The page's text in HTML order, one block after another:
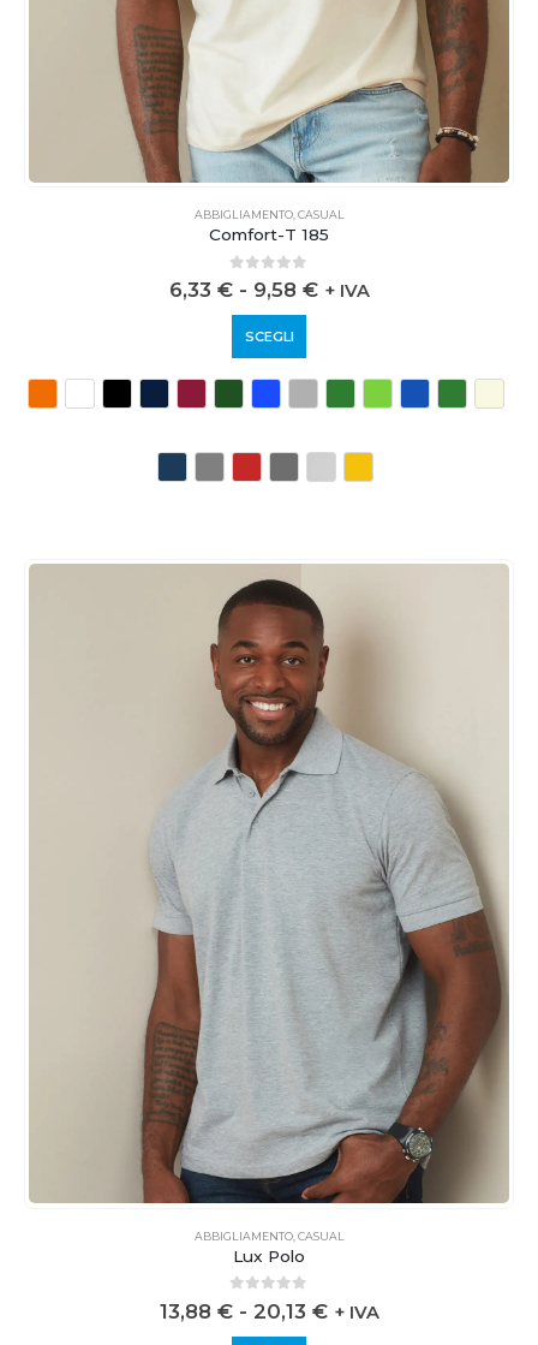
ABBIGLIAMENTO, CASUAL
Comfort-T 185
0 out of 5
6,33 € - 9,58 € + IVA
SCEGLI
ABBIGLIAMENTO, CASUAL
Lux Polo
0 out of 5
13,88 € - 20,13 € + IVA